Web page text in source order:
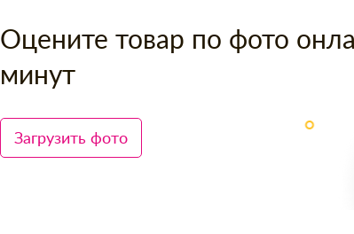
Оцените товар по фото
минут
Загрузить фото